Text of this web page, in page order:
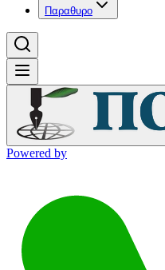
Παραθυρο
Powered by